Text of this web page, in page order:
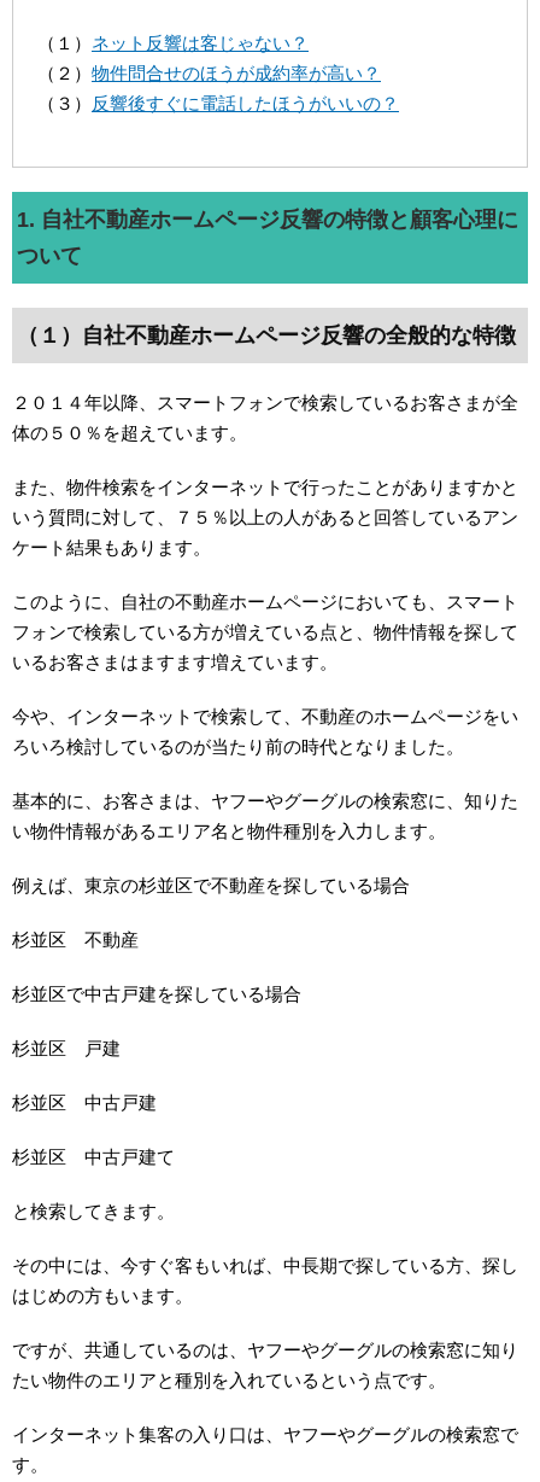
（１） ネット反響は客じゃない？
（２） 物件問合せのほうが成約率が高い？
（３）
反響後すぐに電話したほうがいいの？
1. 自社不動産ホームページ反響の特徴と顧客心理に
ついて
（１）自社不動産ホームページ反響の全般的な特徴
２０１４年以降、スマートフォンで検索しているお客さまが全
体の５０％を超えています。
また、物件検索をインターネットで行ったことがありますかと
いう質問に対して、７５％以上の人があると回答しているアン
ケート結果もあります。
このように、自社の不動産ホームページにおいても、スマート
フォンで検索している方が増えている点と、物件情報を探して
いるお客さまはますます増えています。
今や、インターネットで検索して、不動産のホームページをい
ろいろ検討しているのが当たり前の時代となりました。
基本的に、お客さまは、ヤフーやグーグルの検索窓に、知りた
い物件情報があるエリア名と物件種別を入力します。
例えば、東京の杉並区で不動産を探している場合
杉並区 不動産
杉並区で中古戸建を探している場合
杉並区 戸建
杉並区 中古戸建
杉並区 中古戸建て
と検索してきます。
その中には、今すぐ客もいれば、中長期で探している方、探し
はじめの方もいます。
ですが、共通しているのは、ヤフーやグーグルの検索窓に知り
たい物件のエリアと種別を入れているという点です。
インターネット集客の入り口は、ヤフーやグーグルの検索窓で
す。